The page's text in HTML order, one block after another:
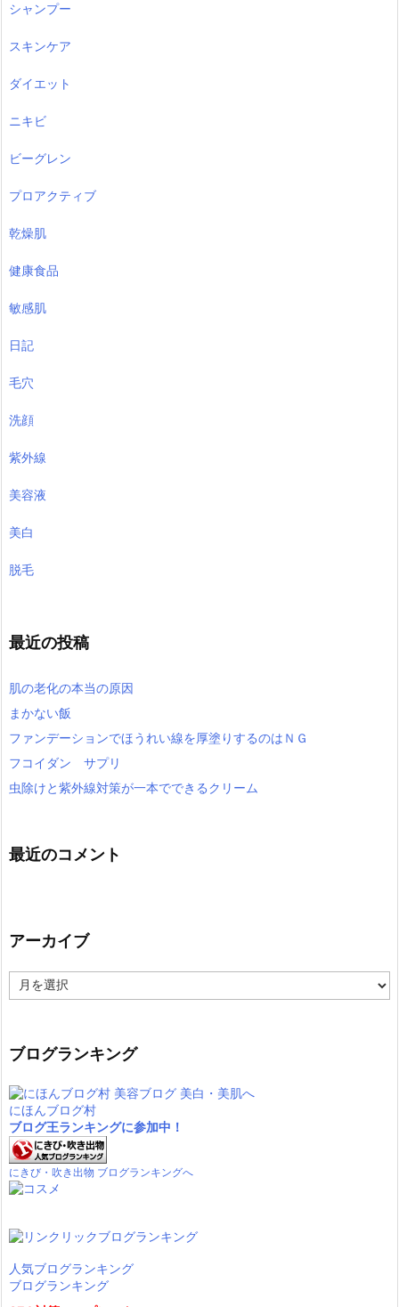
シャンプー
スキンケア
ダイエット
ニキビ
ビーグレン
プロアクティブ
乾燥肌
健康食品
敏感肌
日記
毛穴
洗顔
紫外線
美容液
美白
脱毛
最近の投稿
肌の老化の本当の原因
まかない飯
ファンデーションでほうれい線を厚塗りするのはＮＧ
フコイダン サプリ
虫除けと紫外線対策が一本でできるクリーム
最近のコメント
アーカイブ
ー
ブ
ブログランキング
にほんブログ村
ブログ王ランキングに参加中！
にきび・吹き出物 ブログランキングへ
人気ブログランキング
ブログランキング